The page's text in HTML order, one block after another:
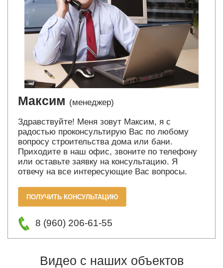
Максим (менеджер)
Здравствуйте! Меня зовут Максим, я с
радостью проконсультирую Вас по любому
вопросу строительства дома или бани.
Приходите в наш офис, звоните по телефону
или оставьте заявку на консультацию. Я
отвечу на все интересующие Вас вопросы.
ПОЛУЧИТЬ КОНСУЛЬТАЦИЮ
8 (960) 206-61-55
Видео с наших объектов